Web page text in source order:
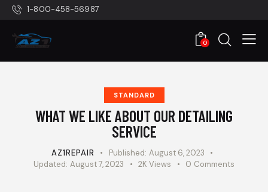
1-800-458-56987
0
STANDARD
WHAT WE LIKE ABOUT OUR DETAILING
SERVICE
AZ1REPAIR Published: August 6, 2023
Updated: August 7, 2023 2K Views 0 Comments